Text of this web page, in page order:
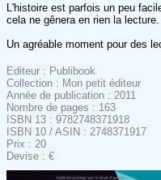
L'histoire est parfois un peu
cela ne gênera en rien la lecture.
Un agréable moment pour des
Editeur : Publibook
Collection : Mon petit éditeur
Année de publication : 2011
Nombre de pages : 163
ISBN 13 : 9782748371918
ISBN 10 / ASIN : 2748371917
Prix : 20
Devise : €